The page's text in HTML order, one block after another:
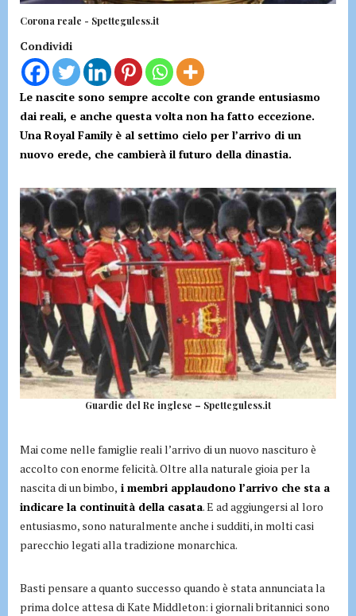
Corona reale - Spetteguless.it
Condividi
Le nascite sono sempre accolte con grande entusiasmo
dai reali, e anche questa volta non ha fatto eccezione.
Una Royal Family è al settimo cielo per l’arrivo di un
nuovo erede, che cambierà il futuro della dinastia.
Guardie del Re inglese – Spetteguless.it
Mai come nelle famiglie reali l’arrivo di un nuovo nascituro è
accolto con enorme felicità. Oltre alla naturale gioia per la
nascita di un bimbo, i membri applaudono l’arrivo che sta a
indicare la continuità della casata. E ad aggiungersi al loro
entusiasmo, sono naturalmente anche i sudditi, in molti casi
parecchio legati alla tradizione monarchica.
Basti pensare a quanto successo quando è stata annunciata la
prima dolce attesa di Kate Middleton: i giornali britannici sono